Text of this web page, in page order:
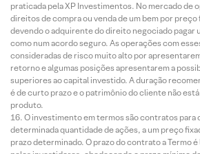
praticada pela XP Investimentos. No mercado de
direitos de compra ou venda de um bem por preço
devendo o adquirente do direito negociado pagar
como num acordo seguro. As operações com
consideradas de risco muito alto por
retorno e algumas posições apresentarem a
superiores ao capital investido. A duração
é de curto prazo e o patrimônio do cliente não
produto.
O investimento em termos são contratos para
determinada quantidade de ações, a um preço
prazo determinado. O prazo do contrato a Termo